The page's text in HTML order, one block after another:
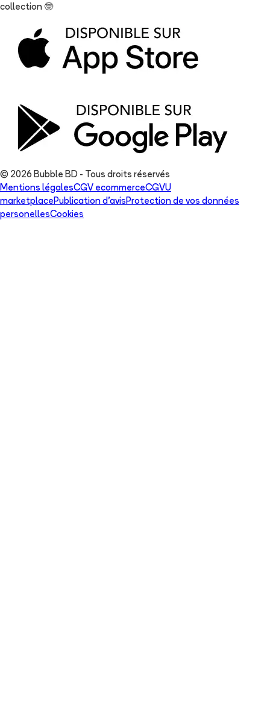
collection 🤓
© 2026 Bubble BD - Tous droits réservés
Mentions légalesCGV ecommerceCGVU
marketplace Publication d'avis Protection de vos données
personellesCookies